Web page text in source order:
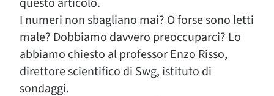
I numeri non sbagliano mai? O forse sono letti
male? Dobbiamo davvero preoccuparci? Lo
abbiamo chiesto al professor Enzo Risso,
direttore scientifico di Swg, istituto di
sondaggi.